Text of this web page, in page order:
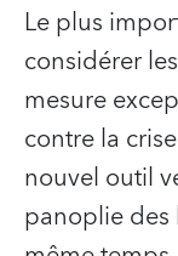
Le plus
considérer
mesure
contre la
nouvel outil
panoplie des